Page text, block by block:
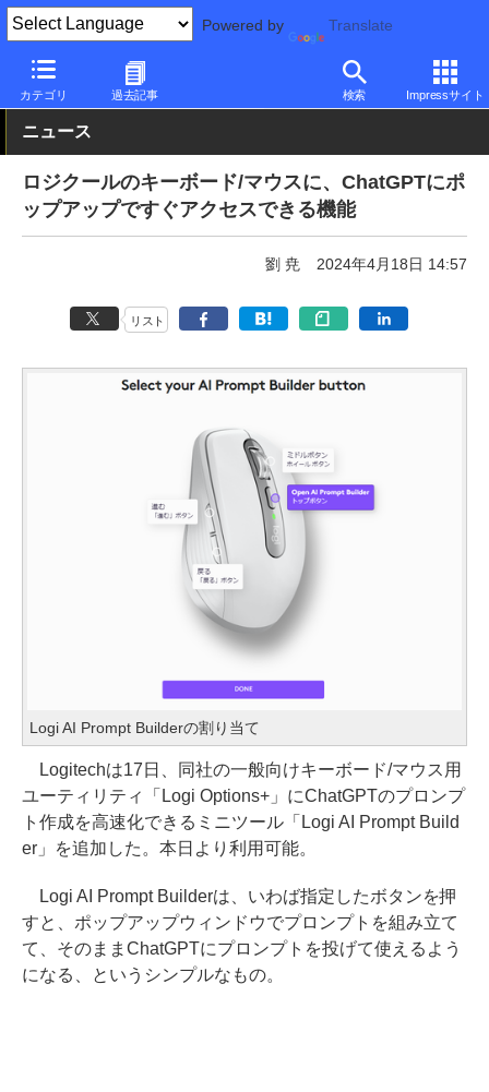
Powered by Translate
カテゴリ 過去記事 検索 Impressサイト
PC Watch 市場 AI
ニュース
ロジクールのキーボード/マウスに、ChatGPTにポ
ップアップですぐアクセスできる機能
劉 尭 2024年4月18日 14:57
リスト
Logi AI Prompt Builderの割り当て
Logitechは17日、同社の一般向けキーボード/マウス用
ユーティリティ「Logi Options+」にChatGPTのプロンプ
ト作成を高速化できるミニツール「Logi AI Prompt Build
er」を追加した。本日より利用可能。
Logi AI Prompt Builderは、いわば指定したボタンを押
すと、ポップアップウィンドウでプロンプトを組み立て
て、そのままChatGPTにプロンプトを投げて使えるよう
になる、というシンプルなもの。